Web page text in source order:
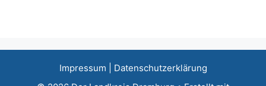
Impressum
Datenschutzerklärung